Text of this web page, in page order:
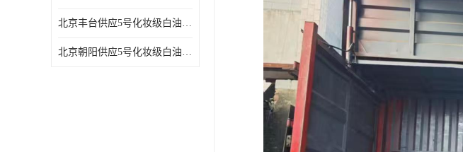
北京丰台供应5号化妆级白油纤维与织物柔软光亮
北京朝阳供应5号化妆级白油纺织时的润滑剂